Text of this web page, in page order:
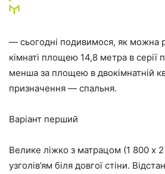
— сьогодні подивимося, як можна
кімнаті площею 14,8 метра в
менша за площею в двокімнатній
призначення — спальня.
Варіант перший
Велике ліжко з матрацом (1 800 х
узголів’ям біля довгої стіни.